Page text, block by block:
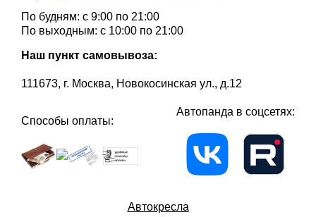
По будням: с 9:00 по 21:00
По выходным: с 10:00 по 21:00
Наш пункт самовывоза:
111673, г. Москва, Новокосинская ул., д.12
Способы оплаты:
Автопанда в соцсетях:
Автокресла